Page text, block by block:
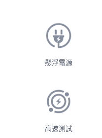
懸浮電源
高速測試